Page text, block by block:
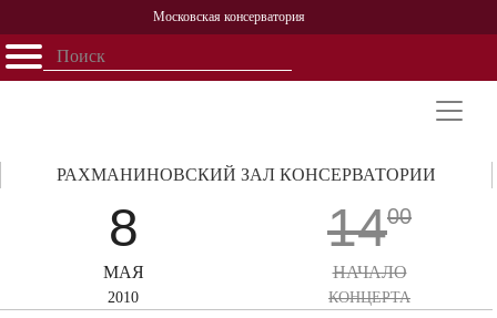
Московская консерватория
Открыть - закрыть
Персоналии
История
8
МАЯ
2010
РАХМАНИНОВСКИЙ ЗАЛ КОНСЕРВАТОРИИ
1400
НАЧАЛО
КОНЦЕРТА